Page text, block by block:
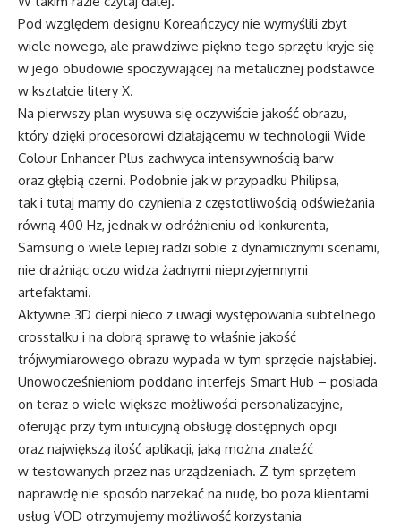
Pod względem designu Koreańczycy nie wymyślili zbyt
wiele nowego, ale prawdziwe piękno tego sprzętu kryje się
w jego obudowie spoczywającej na metalicznej podstawce
w kształcie litery X.
Na pierwszy plan wysuwa się oczywiście jakość obrazu,
który dzięki procesorowi działającemu w technologii Wide
Colour Enhancer Plus zachwyca intensywnością barw
oraz głębią czerni. Podobnie jak w przypadku Philipsa,
tak i tutaj mamy do czynienia z częstotliwością odświeżania
równą 400 Hz, jednak w odróżnieniu od konkurenta,
Samsung o wiele lepiej radzi sobie z dynamicznymi scenami,
nie drażniąc oczu widza żadnymi nieprzyjemnymi
artefaktami.
Aktywne 3D cierpi nieco z uwagi występowania subtelnego
crosstalku i na dobrą sprawę to właśnie jakość
trójwymiarowego obrazu wypada w tym sprzęcie najsłabiej.
Unowocześnieniom poddano interfejs Smart Hub – posiada
on teraz o wiele większe możliwości personalizacyjne,
oferując przy tym intuicyjną obsługę dostępnych opcji
oraz największą ilość aplikacji, jaką można znaleźć
w testowanych przez nas urządzeniach. Z tym sprzętem
naprawdę nie sposób narzekać na nudę, bo poza klientami
usług VOD otrzymujemy możliwość korzystania